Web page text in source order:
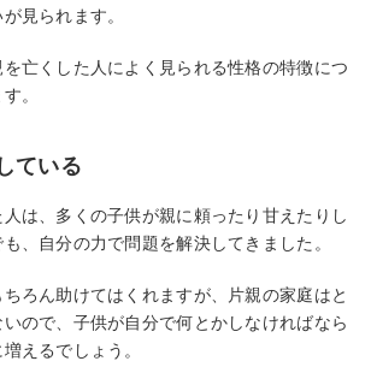
見られます。
亡くした人によく見られる性格の特徴につ
。
ている
は、多くの子供が親に頼ったり甘えたりし
、自分の力で問題を解決してきました。
ろん助けてはくれますが、片親の家庭はと
ので、子供が自分で何とかしなければなら
えるでしょう。